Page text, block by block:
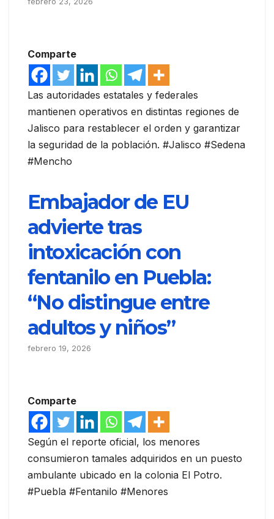
Comparte
Las autoridades estatales y federales
mantienen operativos en distintas regiones de
Jalisco para restablecer el orden y garantizar
la seguridad de la población. #Jalisco #Sedena
#Mencho
Embajador de EU
advierte tras
intoxicación con
fentanilo en Puebla:
“No distingue entre
adultos y niños”
febrero 19, 2026
Comparte
Según el reporte oficial, los menores
consumieron tamales adquiridos en un puesto
ambulante ubicado en la colonia El Potro.
#Puebla #Fentanilo #Menores